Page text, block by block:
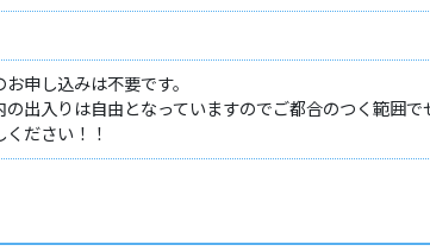
申し込みは不要です。
の出入りは自由となっていますのでご都合のつく範囲で
ください！！